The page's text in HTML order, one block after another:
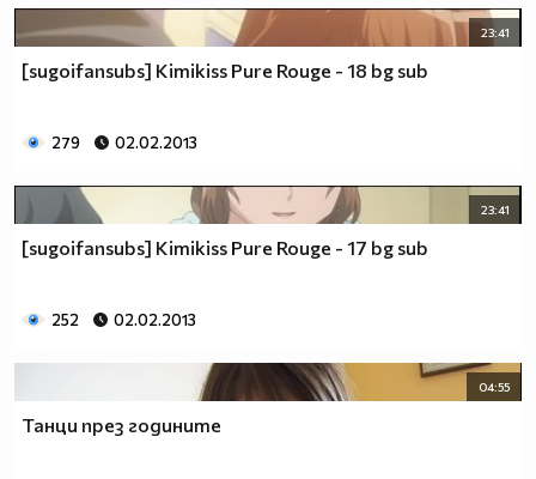
26.Колона, която тежи много - ТОНКОЛОНА
27.Човек, който пази робите да не избягат - ГАРДЕРОБ
28.Превозвач на птици - КОКОШКАР
30.Човек, който се напива на работа - РАБОТОХОЛИК
23:41
[sugoifansubs] Kimikiss Pure Rouge - 18 bg sub
279 02.02.2013
23:41
[sugoifansubs] Kimikiss Pure Rouge - 17 bg sub
252 02.02.2013
04:55
Танци през годините